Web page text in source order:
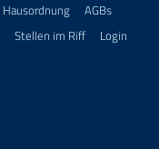
Hausordnung
AGBs
Stellen im Riff
Login